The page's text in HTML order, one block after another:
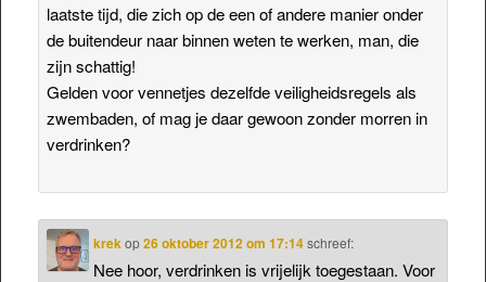
laatste tijd, die zich op de een of andere manier onder
de buitendeur naar binnen weten te werken, man, die
zijn schattig!
Gelden voor vennetjes dezelfde veiligheidsregels als
zwembaden, of mag je daar gewoon zonder morren in
verdrinken?
krekop26 oktober 2012 om 17:14 schreef:
Nee hoor, verdrinken is vrijelijk toegestaan. Voor